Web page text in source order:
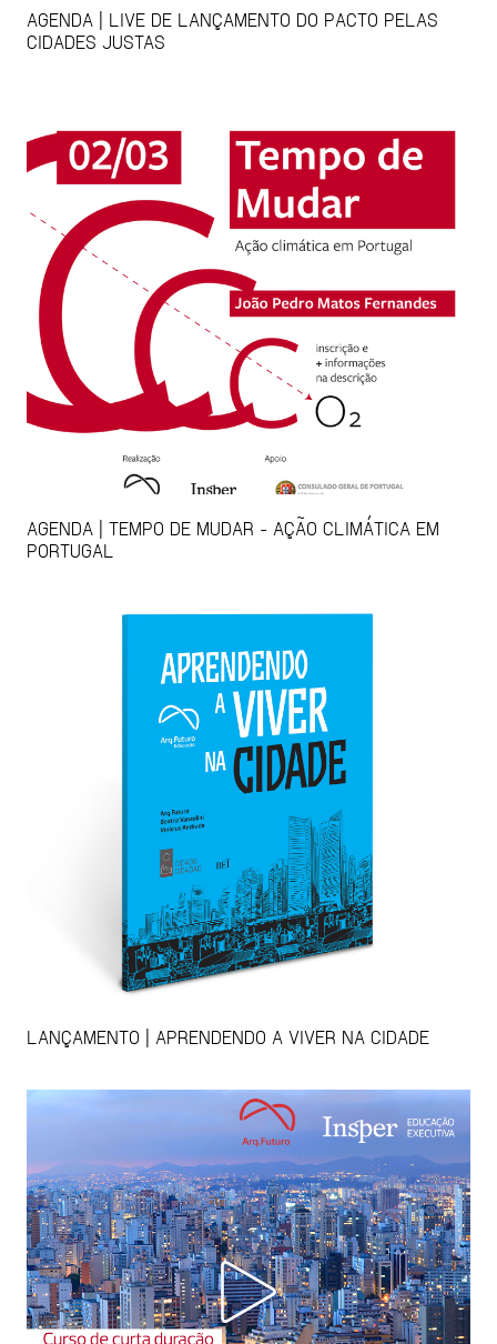
AGENDA | LIVE DE LANÇAMENTO DO PACTO PELAS
CIDADES JUSTAS
AGENDA | TEMPO DE MUDAR - AÇÃO CLIMÁTICA EM
PORTUGAL
LANÇAMENTO | APRENDENDO A VIVER NA CIDADE